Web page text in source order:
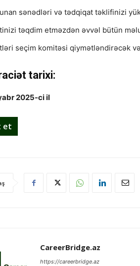
sənədləri və tədqiqat təklifinizi
təqdim etməzdən əvvəl bütün
seçim komitəsi qiymətləndirəcək
tarixi:
2025-ci il
et
CareerBridge.az
https://careerbridge.az